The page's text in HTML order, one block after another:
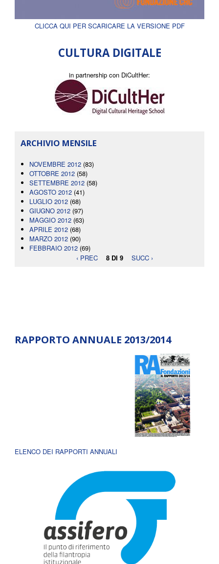
CLICCA QUI PER SCARICARE LA VERSIONE PDF
CULTURA DIGITALE
in partnership con DiCultHer:
ARCHIVIO MENSILE
NOVEMBRE 2012 (83)
OTTOBRE 2012 (58)
SETTEMBRE 2012 (58)
AGOSTO 2012 (41)
LUGLIO 2012 (68)
GIUGNO 2012 (97)
MAGGIO 2012 (63)
APRILE 2012 (68)
MARZO 2012 (90)
FEBBRAIO 2012 (69)
‹ PREC
8 DI 9 SUCC ›
RAPPORTO ANNUALE 2013/2014
ELENCO DEI RAPPORTI ANNUALI